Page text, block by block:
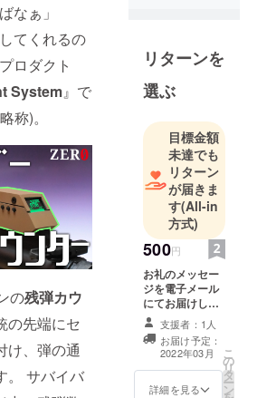
なぁ」
てくれるの
ロダクト
System』で
略称)。
の残弾カウ
の先端にセ
け、弾の通
。 サバイバ
のメンバー4
人でチーム
ZEROとし
行っていま
す。
私たち
は"From
Zero to
Infinite
Possibilities"
を想いに活
動していま
す。
ZEROのロゴ
に込められ
た1つ1つの
意味や想い
リターンを
選ぶ
目標金額
未達でも
リターン
が届きま
す(All-in
方式)
500円
お礼のメッセー
ジを電子メール
にてお届けしま
す。 メールに支
援者様の氏名を
載せます。氏名
欄に特定の文字
列を載せる場合
は備考欄にご記
支援者：1人
お届け予定：
2022年03月
詳細を見る
こ
の
リ
タ
ー
ン